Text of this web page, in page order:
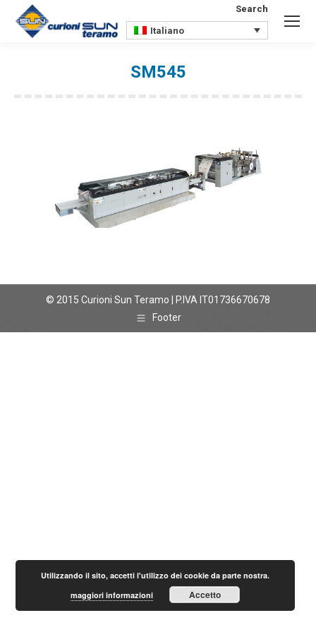
Search:
Search
Italiano
SM545
© 2015 Curioni Sun Teramo | P.IVA IT01736670678
Footer
Utilizzando il sito, accetti l'utilizzo dei cookie da parte nostra.
maggiori informazioni
Accetto